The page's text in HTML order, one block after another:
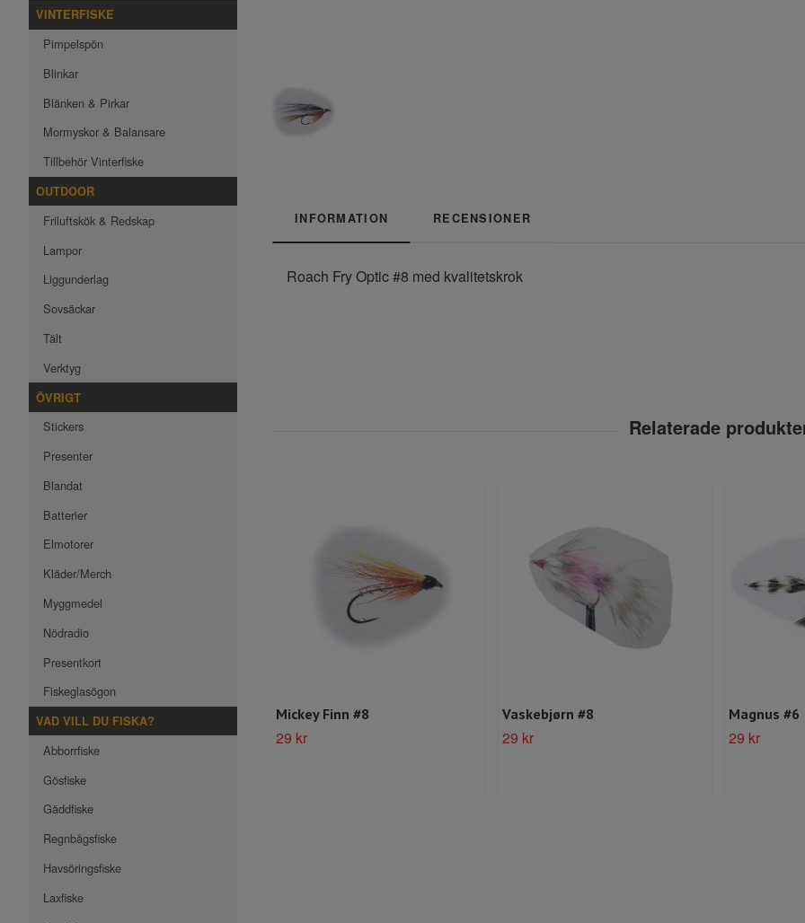
VINTERFISKE
Pimpelspön
Blinkar
Blänken & Pirkar
Mormyskor & Balansare
Tillbehör Vinterfiske
OUTDOOR
Friluftskök & Redskap
Lampor
Liggunderlag
Sovsäckar
Tält
Verktyg
ÖVRIGT
Stickers
Presenter
Blandat
Batterier
Elmotorer
Kläder/Merch
Myggmedel
Nödradio
Presentkort
Fiskeglasögon
VAD VILL DU FISKA?
Abborrfiske
Gösfiske
Gäddfiske
Regnbågsfiske
Havsöringsfiske
Laxfiske
INFORMATION RECENSIONER
Roach Fry Optic #8 med kvalitetskrok
Mickey Finn #8
29 kr
Vaskebjørn #8
29 kr
Magnus #6
29 kr